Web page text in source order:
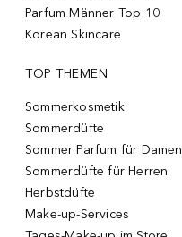
Parfum Männer Top 10
Korean Skincare
TOP THEMEN
Sommerkosmetik
Sommerdüfte
Sommer Parfum für Damen
Sommerdüfte für Herren
Herbstdüfte
Make-up-Services